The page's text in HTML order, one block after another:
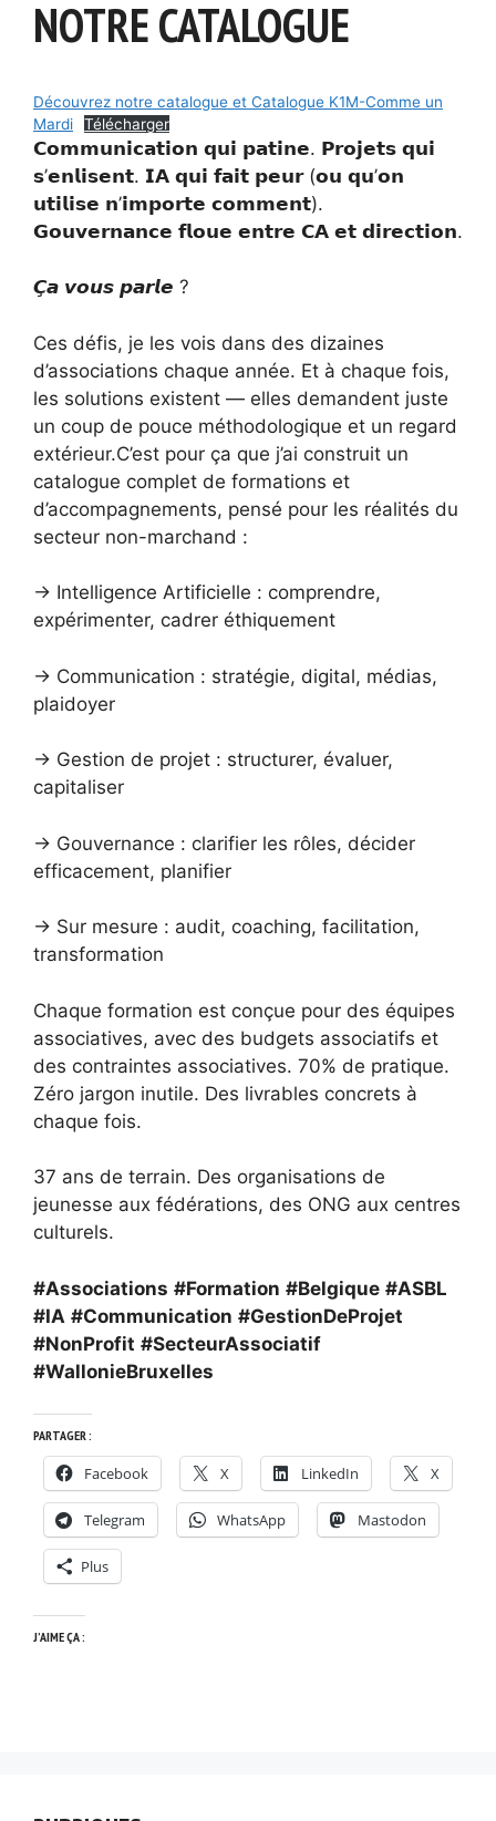
NOTRE CATALOGUE
Découvrez notre catalogue et Catalogue K1M-Comme un
Mardi
Télécharger
𝗖𝗼𝗺𝗺𝘂𝗻𝗶𝗰𝗮𝘁𝗶𝗼𝗻 𝗾𝘂𝗶 𝗽𝗮𝘁𝗶𝗻𝗲. 𝗣𝗿𝗼𝗷𝗲𝘁𝘀 𝗾𝘂𝗶
𝘀’𝗲𝗻𝗹𝗶𝘀𝗲𝗻𝘁. 𝗜𝗔 𝗾𝘂𝗶 𝗳𝗮𝗶𝘁 𝗽𝗲𝘂𝗿 (𝗼𝘂 𝗾𝘂’𝗼𝗻
𝘂𝘁𝗶𝗹𝗶𝘀𝗲 𝗻’𝗶𝗺𝗽𝗼𝗿𝘁𝗲 𝗰𝗼𝗺𝗺𝗲𝗻𝘁).
𝗚𝗼𝘂𝘃𝗲𝗿𝗻𝗮𝗻𝗰𝗲 𝗳𝗹𝗼𝘂𝗲 𝗲𝗻𝘁𝗿𝗲 𝗖𝗔 𝗲𝘁 𝗱𝗶𝗿𝗲𝗰𝘁𝗶𝗼𝗻.
𝘾̧𝙖 𝙫𝙤𝙪𝙨 𝙥𝙖𝙧𝙡𝙚 ?
Ces défis, je les vois dans des dizaines
d’associations chaque année. Et à chaque fois,
les solutions existent — elles demandent juste
un coup de pouce méthodologique et un regard
extérieur.C’est pour ça que j’ai construit un
catalogue complet de formations et
d’accompagnements, pensé pour les réalités du
secteur non-marchand :
→ Intelligence Artificielle : comprendre,
expérimenter, cadrer éthiquement
→ Communication : stratégie, digital, médias,
plaidoyer
→ Gestion de projet : structurer, évaluer,
capitaliser
→ Gouvernance : clarifier les rôles, décider
efficacement, planifier
→ Sur mesure : audit, coaching, facilitation,
transformation
Chaque formation est conçue pour des équipes
associatives, avec des budgets associatifs et
des contraintes associatives. 70% de pratique.
Zéro jargon inutile. Des livrables concrets à
chaque fois.
37 ans de terrain. Des organisations de
jeunesse aux fédérations, des ONG aux centres
culturels.
#Associations #Formation #Belgique #ASBL
#IA #Communication #GestionDeProjet
#NonProfit #SecteurAssociatif
#WallonieBruxelles
PARTAGER :
Facebook X LinkedIn X
Telegram WhatsApp Mastodon
Plus
J’AIME ÇA :